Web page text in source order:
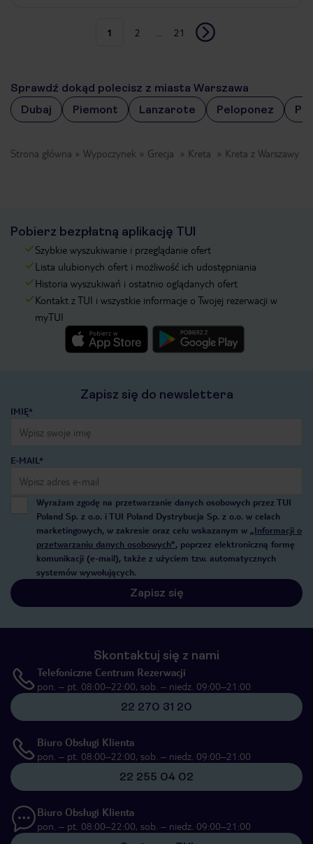
1 2 21
Sprawdź dokąd polecisz z miasta Warszawa
Dubaj
Piemont Lanzarote Peloponez
Strona główna Wypoczynek Grecja Kreta Kreta z Warszawy
Pobierz bezpłatną aplikację TUI
Szybkie wyszukiwanie i przeglądanie ofert
Lista ulubionych ofert i możliwość ich udostępniania
Historia wyszukiwań i ostatnio oglądanych ofert
Kontakt z TUI i wszystkie informacje o Twojej rezerwacji w
myTUI
Zapisz się do newslettera
IMIĘ*
E-MAIL*
Wyrażam zgodę na przetwarzanie danych osobowych przez TUI
Poland Sp. z o.o. i TUI Poland Dystrybucja Sp. z o.o. w celach
marketingowych, w zakresie oraz celu wskazanym w „Informacji o
przetwarzaniu danych osobowych”, poprzez elektroniczną formę
komunikacji (e-mail), także z użyciem tzw. automatycznych
systemów wywołujących.
Zapisz się
Skontaktuj się z nami
Telefoniczne Centrum Rezerwacji
pon. – pt. 08:00–22:00, sob. – niedz. 09:00–21:00
22 270 31 20
Biuro Obsługi Klienta
pon. – pt. 08:00–22:00, sob. – niedz. 09:00–21:00
22 255 04 02
Biuro Obsługi Klienta
pon. – pt. 08:00–22:00, sob. – niedz. 09:00–21:00